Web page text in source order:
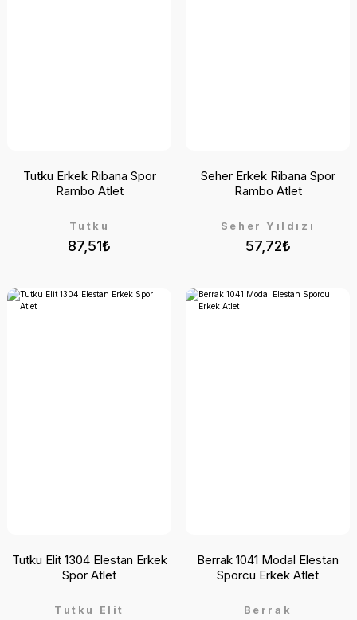
87,51₺
Tutku
Tutku Erkek Ribana Spor
Rambo Atlet
57,72₺
Seher Yıldızı
Seher Erkek Ribana Spor
Rambo Atlet
Tutku Elit
Tutku Elit 1304 Elestan Erkek
Spor Atlet
Berrak
Berrak 1041 Modal Elestan
Sporcu Erkek Atlet